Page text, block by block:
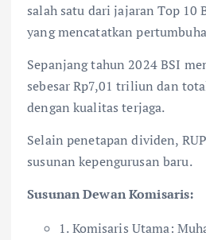
salah satu dari jajaran Top 10
yang mencatatkan
Sepanjang tahun 2024 BSI
sebesar Rp7,01 triliun dan
dengan kualitas terjaga.
Selain penetapan dividen,
susunan kepengurusan baru.
Susunan Dewan Komisaris:
1. Komisaris Utama: